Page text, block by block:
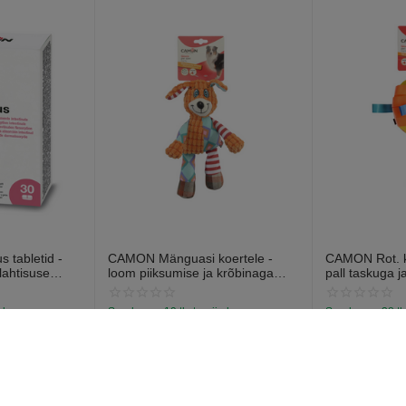
tabletid -
laos
CAMON Mänguasi koertele -
loom piiksumise ja krõbinaga
Saadavus: 19 tk. tarnija laos
CAMON Rot.
pall taskuga
Saadavus: 38